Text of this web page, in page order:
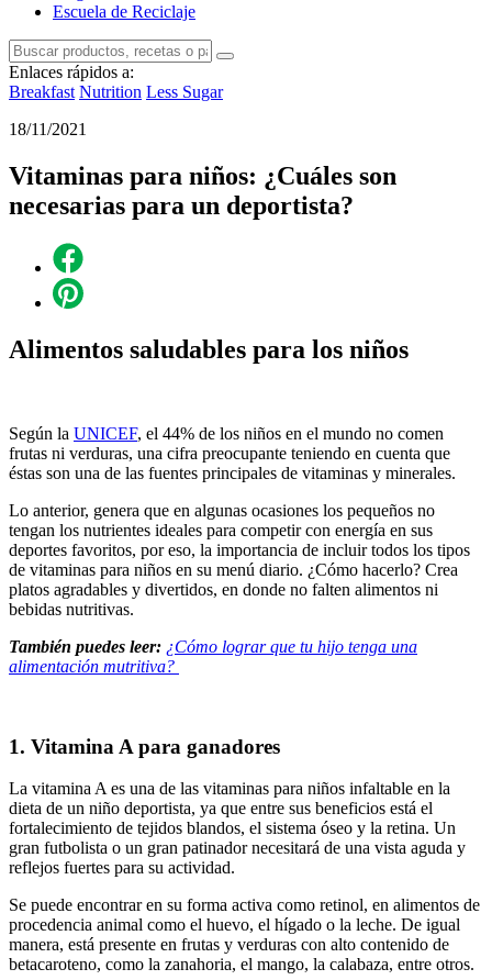
Escuela de Reciclaje
Enlaces rápidos a:
Breakfast Nutrition Less Sugar
18/11/2021
Vitaminas para niños: ¿Cuáles son
necesarias para un deportista?
Alimentos saludables para los niños
Según la UNICEF, el 44% de los niños en el mundo no comen
frutas ni verduras, una cifra preocupante teniendo en cuenta que
éstas son una de las fuentes principales de vitaminas y minerales.
Lo anterior, genera que en algunas ocasiones los pequeños no
tengan los nutrientes ideales para competir con energía en sus
deportes favoritos, por eso, la importancia de incluir todos los tipos
de vitaminas para niños en su menú diario. ¿Cómo hacerlo? Crea
platos agradables y divertidos, en donde no falten alimentos ni
bebidas nutritivas.
También puedes leer: ¿Cómo lograr que tu hijo tenga una
alimentación mutritiva?
1. Vitamina A para ganadores
La vitamina A es una de las vitaminas para niños infaltable en la
dieta de un niño deportista, ya que entre sus beneficios está el
fortalecimiento de tejidos blandos, el sistema óseo y la retina. Un
gran futbolista o un gran patinador necesitará de una vista aguda y
reflejos fuertes para su actividad.
Se puede encontrar en su forma activa como retinol, en alimentos de
procedencia animal como el huevo, el hígado o la leche. De igual
manera, está presente en frutas y verduras con alto contenido de
betacaroteno, como la zanahoria, el mango, la calabaza, entre otros.